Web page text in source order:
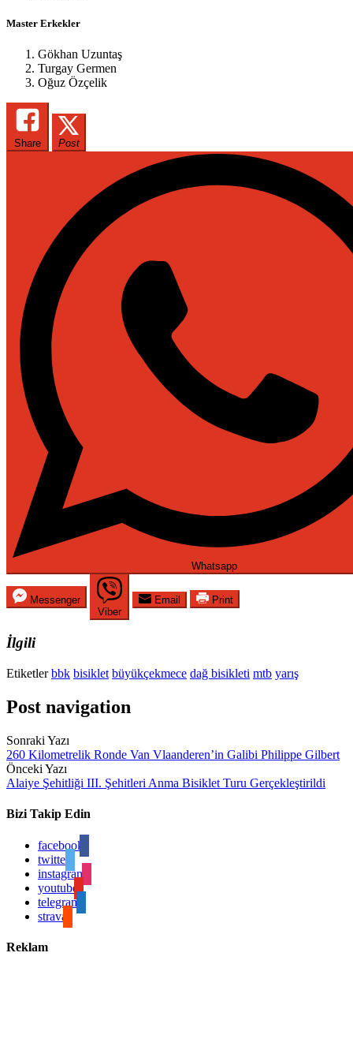
Master Erkekler
Gökhan Uzuntaş
Turgay Germen
Oğuz Özçelik
Share Post
Whatsapp
Messenger
Viber
Email Print
İlgili
Etiketlerbbk bisiklet büyükçekmece dağ bisikleti mtb yarış
Post navigation
Sonraki Yazı
260 Kilometrelik Ronde Van Vlaanderen’in Galibi Philippe Gilbert
Önceki Yazı
Alaiye Şehitliği III. Şehitleri Anma Bisiklet Turu Gerçekleştirildi
Bizi Takip Edin
facebook
twitter
instagram
youtube
telegram
strava
Reklam